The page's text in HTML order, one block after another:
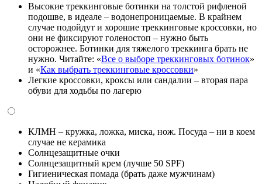
Высокие треккинговые ботинки на толстой рифленой
подошве, в идеале – водонепроницаемые. В крайнем
случае подойдут и хорошие треккинговые кроссовки, но
они не фиксируют голеностоп – нужно быть
осторожнее. Ботинки для тяжелого треккинга брать не
нужно. Читайте: «Все о выборе треккинговых ботинок»
и «Как выбрать треккинговые кроссовки»
Легкие кроссовки, кроксы или сандалии – вторая пара
обуви для ходьбы по лагерю
КЛМН – кружка, ложка, миска, нож. Посуда – ни в коем
случае не керамика
Солнцезащитные очки
Солнцезащитный крем (лучше 50 SPF)
Гигиеническая помада (брать даже мужчинам)